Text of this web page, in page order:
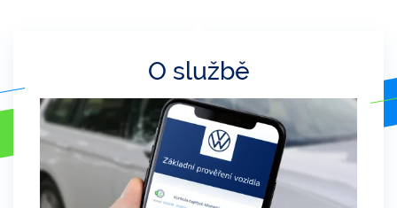
O službě